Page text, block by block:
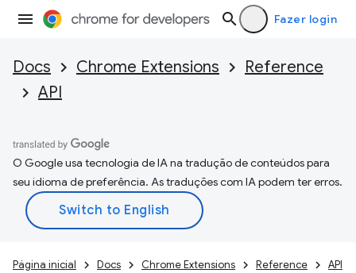
Fazer login
Docs Chrome Extensions
Reference
API
O Google usa tecnologia de IA na tradução de conteúdos para
seu idioma de preferência. As traduções com IA podem ter erros.
Página inicial Docs Chrome Extensions Reference API